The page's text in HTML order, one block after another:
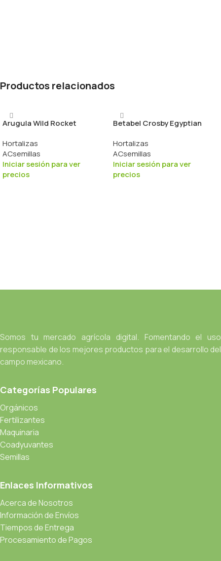
Productos relacionados
Arugula Wild Rocket
Hortalizas
ACsemillas
Iniciar sesión para ver
precios
Betabel Crosby Egyptian
Hortalizas
ACsemillas
Iniciar sesión para ver
precios
Somos tu mercado agrícola digital. Fomentando el uso
responsable de los mejores productos para el desarrollo del
campo mexicano.
Categorías Populares
Orgánicos
Fertilizantes
Maquinaria
Coadyuvantes
Semillas
Enlaces Informativos
Acerca de Nosotros
Información de Envíos
Tiempos de Entrega
Procesamiento de Pagos